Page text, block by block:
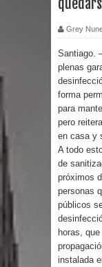
Grey
Santiago.
plenas
forma
para
pero
en casa y
A todo
de
próximos
personas
públicos
horas,
instalada